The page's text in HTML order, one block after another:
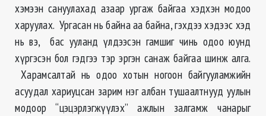
хэмээн сануулахад азаар ургаж байгаа хэдхэн модоо
харуулах. Ургасан нь байна аа байна, гэхдээ хэдээс хэд
нь вэ, бас ууланд үлдээсэн гамшиг чинь одоо юунд
хүргэсэн бол гэдгээ тэр эргэн санаж байгаа шинж алга.
Харамсалтай нь одоо хотын ногоон байгууламжийн
асуудал хариуцсан зарим нэг албан тушаалтнууд уулын
модоор “цэцэрлэгжүүлэх” ажлын залгамж чанарыг